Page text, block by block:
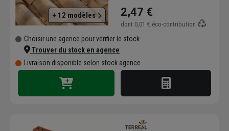
+ 12 modèles 2,47 €
dont 0,01 € éco-contribution
Choisir une agence pour vérifier le stock
Trouver du stock en agence
Livraison disponible selon stock agence